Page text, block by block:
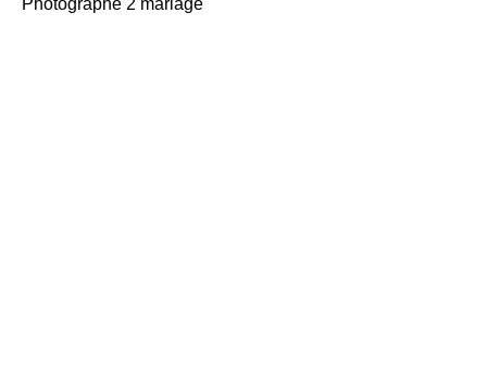
Photographe 2 mariage